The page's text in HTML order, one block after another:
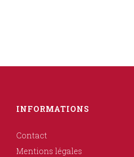
INFORMATIONS
Contact
Mentions légales